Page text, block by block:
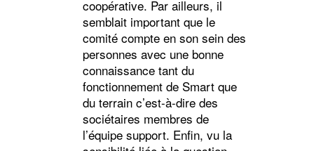
coopérative. Par ailleurs, il
semblait important que le
comité compte en son sein des
personnes avec une bonne
connaissance tant du
fonctionnement de Smart que
du terrain c’est-à-dire des
sociétaires membres de
l’équipe support. Enfin, vu la